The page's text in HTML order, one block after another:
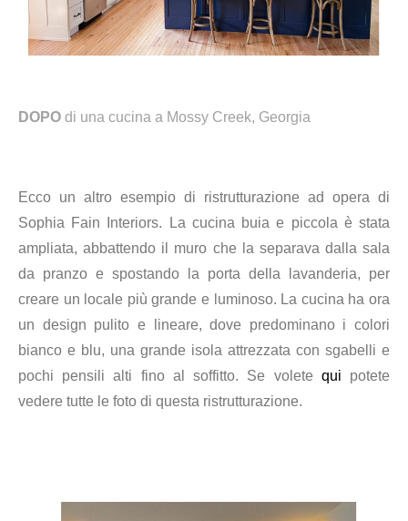
DOPO di una cucina a Mossy Creek, Georgia
Ecco un altro esempio di ristrutturazione ad opera di
Sophia Fain Interiors. La cucina buia e piccola è stata
ampliata, abbattendo il muro che la separava dalla sala
da pranzo e spostando la porta della lavanderia, per
creare un locale più grande e luminoso. La cucina ha ora
un design pulito e lineare, dove predominano i colori
bianco e blu, una grande isola attrezzata con sgabelli e
pochi pensili alti fino al soffitto. Se volete qui potete
vedere tutte le foto di questa ristrutturazione.